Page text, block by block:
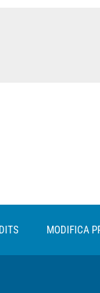
MODIFICA